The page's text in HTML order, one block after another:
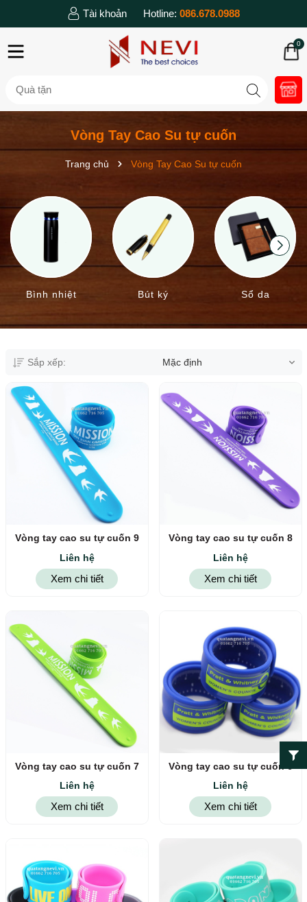
Tài khoản Hotline: 086.678.0988
0
Vòng Tay Cao Su tự cuốn
Trang chủ Vòng Tay Cao Su tự cuốn
Bình nhiệt Bút ký Sổ da
Sắp xếp: Mặc định
Vòng tay cao su tự cuốn 9
Liên hệ
Xem chi tiết
Vòng tay cao su tự cuốn 8
Liên hệ
Xem chi tiết
Vòng tay cao su tự cuốn 7
Liên hệ
Xem chi tiết
Vòng tay cao su tự cuốn 6
Liên hệ
Xem chi tiết